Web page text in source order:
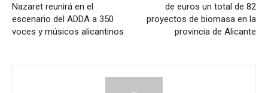
Nazaret reunirá en el
escenario del ADDA a 350
voces y músicos alicantinos
de euros un total de 82
proyectos de biomasa en la
provincia de Alicante